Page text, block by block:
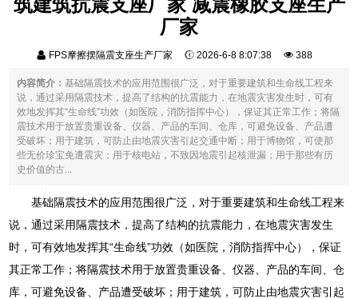
厂家
FPS摩擦摆隔震支座生产厂家 2026-6-8 8:07:38 388
内容简介： 基础隔震技术的应用范围很广泛，对于重要建筑和生命线工程来
说，通过采用隔震技术，提高了结构的抗震能力，在地震灾害发生时，可有
效地发挥其“生命线”功效（如医院，消防指挥中心），保证其正常工作；将隔
震技术用于放置贵重设备、仪器、产品的车间、仓库，可避免设备、产品遭
受破坏；用于建筑，可防止由地震灾害引起交通中断；用于博物馆，可使那
些无价珍宝免遭震灾；用于核电站，不致因地震引起核泄漏；用于那些有历
史价值的古...
基础隔震技术的应用范围很广泛，对于重要建筑和生命线工程来
说，通过采用隔震技术，提高了结构的抗震能力，在地震灾害发生
时，可有效地发挥其“生命线”功效（如医院，消防指挥中心），保证
其正常工作；将隔震技术用于放置贵重设备、仪器、产品的车间、仓
库，可避免设备、产品遭受破坏；用于建筑，可防止由地震灾害引起